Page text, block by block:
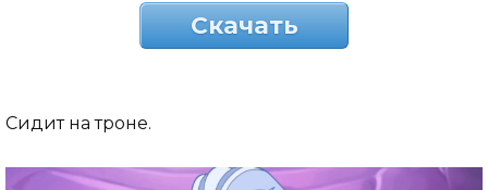
Скачать
Сидит на троне.